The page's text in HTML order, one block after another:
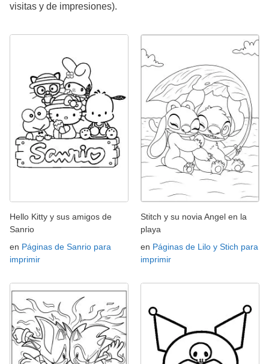
visitas y de impresiones).
Hello Kitty y sus amigos de
Sanrio
en Páginas de Sanrio para
imprimir
Stitch y su novia Angel en la
playa
en Páginas de Lilo y Stich para
imprimir